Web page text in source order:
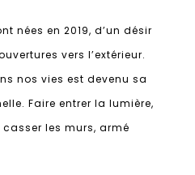
nées en 2019, d’un désir
vers l’extérieur.
nos vies est devenu sa
Faire entrer la lumière,
les murs, armé